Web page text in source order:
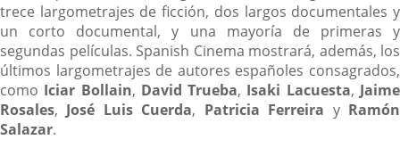
trece largometrajes de ficción, dos largos documentales y
un corto documental, y una mayoría de primeras y
segundas películas. Spanish Cinema mostrará, además, los
últimos largometrajes de autores españoles consagrados,
como Iciar Bollain, David Trueba, Isaki Lacuesta, Jaime
Rosales, José Luis Cuerda, Patricia Ferreira y Ramón
Salazar.